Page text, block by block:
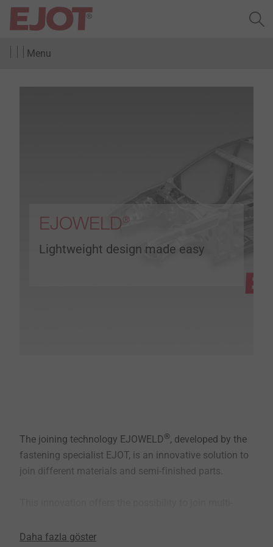
Menu
EJOWELD®
Lightweight design made easy
Daha fazla göster
The joining technology EJOWELD®, developed by the
fastening specialist EJOT, is an innovative solution to
join different materials and semi-finished parts.
as aluminum and advanced high-strength steel, with a